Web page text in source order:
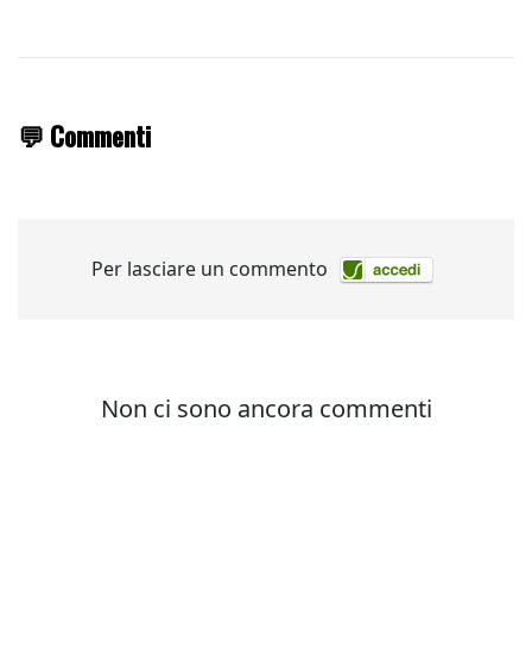
💬 Commenti